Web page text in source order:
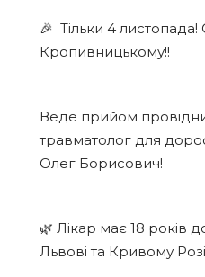
🎉 Тільки 4
Кропивницькому!!
Веде прийом
травматолог для
Олег Борисович!
🌿 Лікар має 18 років
Львові та Кривому